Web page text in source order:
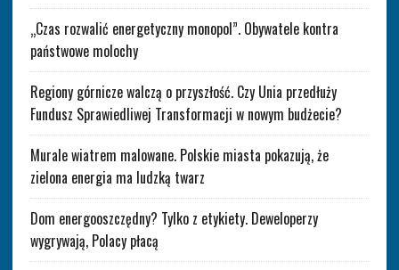
„Czas rozwalić energetyczny monopol”. Obywatele kontra
państwowe molochy
Regiony górnicze walczą o przyszłość. Czy Unia przedłuży
Fundusz Sprawiedliwej Transformacji w nowym budżecie?
Murale wiatrem malowane. Polskie miasta pokazują, że
zielona energia ma ludzką twarz
Dom energooszczędny? Tylko z etykiety. Deweloperzy
wygrywają, Polacy płacą